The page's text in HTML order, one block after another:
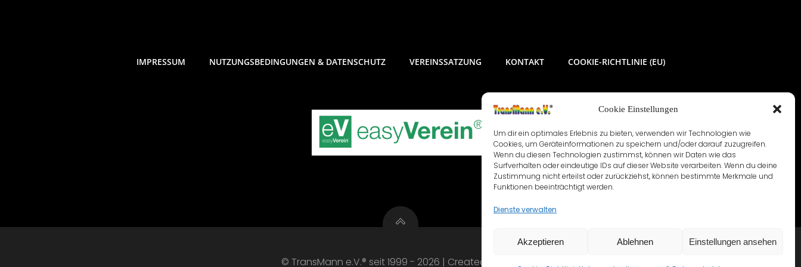
Cookie Einstellungen
Um dir ein optimales Erlebnis zu bieten, verwenden wir Technologien wie
Cookies, um Geräteinformationen zu speichern und/oder darauf zuzugreifen.
Wenn du diesen Technologien zustimmst, können wir Daten wie das
Surfverhalten oder eindeutige IDs auf dieser Website verarbeiten. Wenn du deine
Zustimmung nicht erteilst oder zurückziehst, können bestimmte Merkmale und
Funktionen beeinträchtigt werden.
Dienste verwalten
Akzeptieren Ablehnen Einstellungen ansehen
IMPRESSUM NUTZUNGSBEDINGUNGEN & DATENSCHUTZ VEREINSSATZUNG KONTAKT COOKIE-RICHTLINIE (EU)
© TransMann e.V.® seit 1999 - 2026 | Created with ❤️